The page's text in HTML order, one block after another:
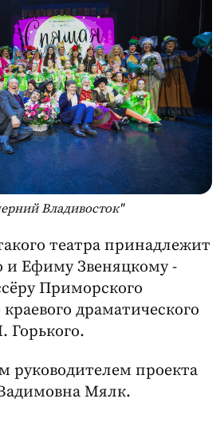
Владивосток"
театра принадлежит
и Ефиму Звеняцкому -
Приморского
драматического
Горького.
руководителем проекта
Мялк.